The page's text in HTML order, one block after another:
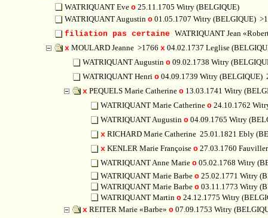
WATRIQUANT Eve o 25.11.1705 Witry (BELGIQUE)
WATRIQUANT Augustin o 01.05.1707 Witry (BELGIQUE)
filiation pas certaine WATRIQUANT Jean
x MOULARD Jeanne >1766 x 04.02.1737 Leglise
WATRIQUANT Augustin o 09.02.1738 Witry
WATRIQUANT Henri o 04.09.1739 Witry (BELGIQUE)
x PEQUELS Marie Catherine o 13.03.1741 Witry
WATRIQUANT Marie Catherine o 24.10.1762
WATRIQUANT Augustin o 04.09.1765 Witry
x RICHARD Marie Catherine 25.01.1821 Ebly
x KENLER Marie Françoise o 27.03.1760
WATRIQUANT Anne Marie o 05.02.1768 Witry
WATRIQUANT Marie Barbe o 25.02.1771 Witry
WATRIQUANT Marie Barbe o 03.11.1773 Witry
WATRIQUANT Martin o 24.12.1775 Witry
x REITER Marie «Barbe» o 07.09.1753 Witry